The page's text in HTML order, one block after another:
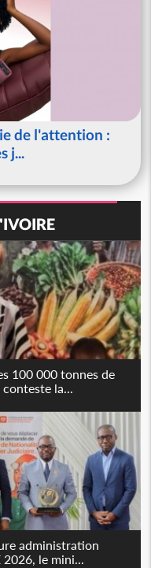
de l'attention :
j...
100 000 tonnes de
conteste la...
administration
le mini...